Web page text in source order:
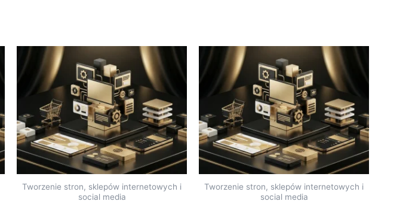
Tworzenie stron, sklepów internetowych i
social media
Tworzenie stron, sklepów internetowych i
social media